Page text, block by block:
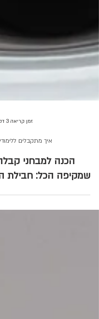
זמן קריאה 3 דקות
איך מתקבלים
הכנה למבחני
שמקיפה הכל: חבילת הכנה